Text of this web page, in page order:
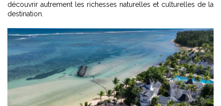
découvrir autrement les richesses naturelles et culturelles de la
destination.